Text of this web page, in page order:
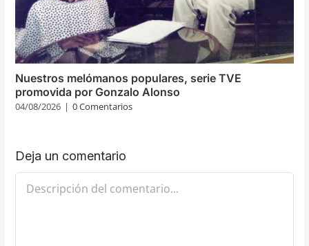
Nuestros melómanos populares, serie TVE
promovida por Gonzalo Alonso
04/08/2026 | 0 Comentarios
Deja un comentario
Comentario